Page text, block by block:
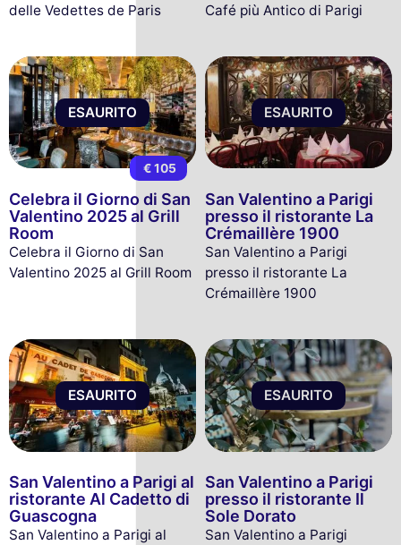
delle Vedettes de Paris
Café più Antico di Parigi
ESAURITO
€ 105
Celebra il Giorno di San
Valentino 2025 al Grill
Room
Celebra il Giorno di San
Valentino 2025 al Grill Room
ESAURITO
San Valentino a Parigi
presso il ristorante La
Crémaillère 1900
San Valentino a Parigi
presso il ristorante La
Crémaillère 1900
ESAURITO
San Valentino a Parigi al
ristorante Al Cadetto di
Guascogna
San Valentino a Parigi al
ESAURITO
San Valentino a Parigi
presso il ristorante Il
Sole Dorato
San Valentino a Parigi